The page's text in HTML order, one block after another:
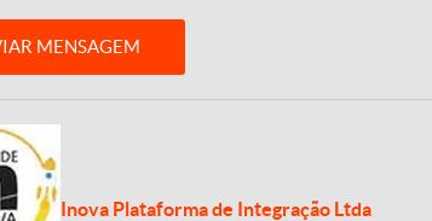
MENSAGEM
Inova Plataforma de Integração Ltda